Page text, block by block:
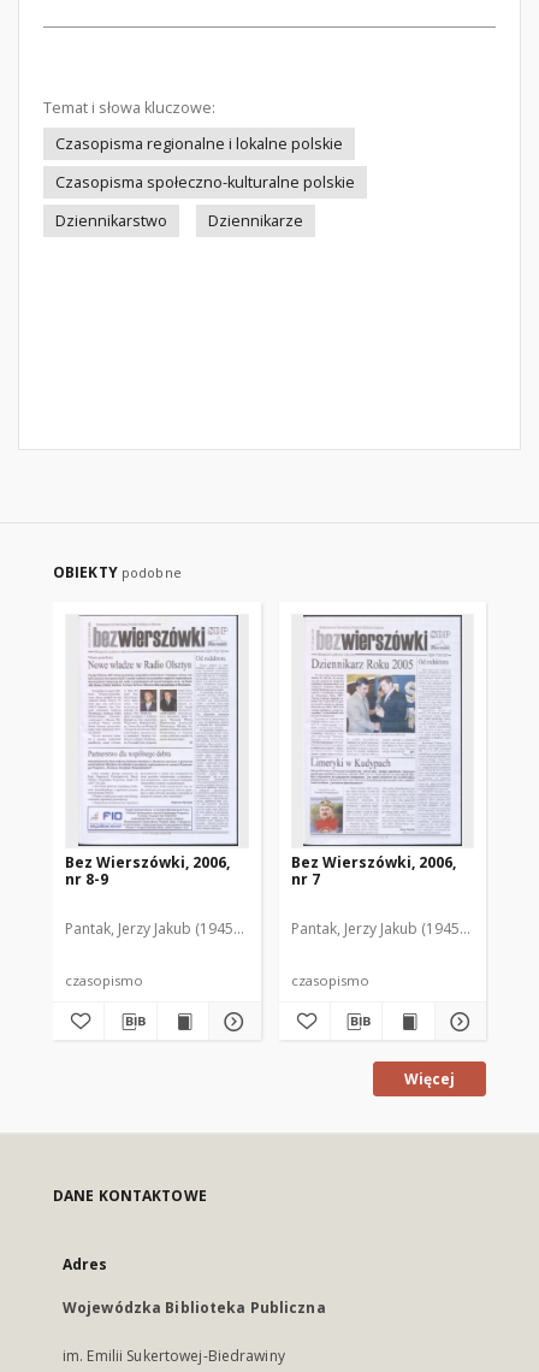
Temat i słowa kluczowe:
Czasopisma regionalne i lokalne polskie
Czasopisma społeczno-kulturalne polskie
Dziennikarstwo
Dziennikarze
OBIEKTY podobne
Bez Wierszówki, 2006,
nr 8-9
Pantak, Jerzy Jakub (1945- ). Red.
czasopismo
Bez Wierszówki, 2006,
nr 7
Pantak, Jerzy Jakub (1945- ). Red.
czasopismo
Więcej
DANE KONTAKTOWE
Adres
Wojewódzka Biblioteka Publiczna
im. Emilii Sukertowej-Biedrawiny